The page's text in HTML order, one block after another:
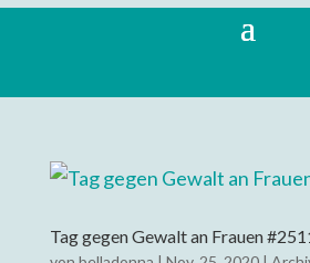
Tag gegen Gewalt an Frauen